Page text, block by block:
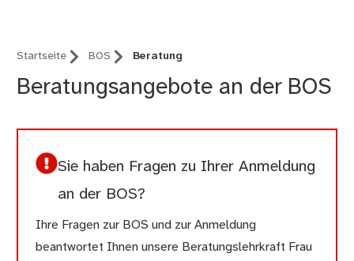
Startseite BOS Beratung
Beratungsangebote an der BOS
Sie haben Fragen zu Ihrer Anmeldung
an der BOS?
Ihre Fragen zur BOS und zur Anmeldung
beantwortet Ihnen unsere Beratungslehrkraft Frau